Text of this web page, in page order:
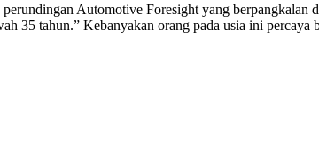
Automotive Foresight yang
35 tahun.” Kebanyakan orang pada usia ini percaya